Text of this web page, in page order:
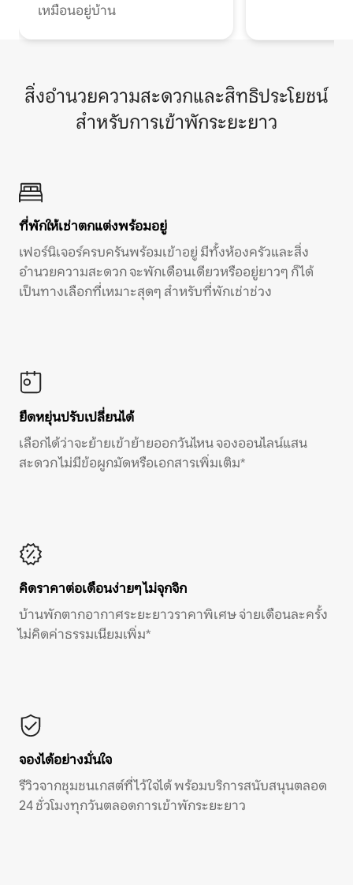
เหมือนอยู่บ้าน
สิ่งอำนวยความสะดวกและสิทธิประโยชน์
สำหรับการเข้าพักระยะยาว
ที่พักให้เช่าตกแต่งพร้อมอยู่
เฟอร์นิเจอร์ครบครันพร้อมเข้าอยู่ มีทั้งห้องครัวและสิ่ง
อำนวยความสะดวก จะพักเดือนเดียวหรืออยู่ยาวๆ ก็ได้
เป็นทางเลือกที่เหมาะสุดๆ สำหรับที่พักเช่าช่วง
ยืดหยุ่นปรับเปลี่ยนได้
เลือกได้ว่าจะย้ายเข้าย้ายออกวันไหน จองออนไลน์แสน
สะดวก ไม่มีข้อผูกมัดหรือเอกสารเพิ่มเติม*
คิดราคาต่อเดือนง่ายๆ ไม่จุกจิก
บ้านพักตากอากาศระยะยาวราคาพิเศษ จ่ายเดือนละครั้ง
ไม่คิดค่าธรรมเนียมเพิ่ม*
จองได้อย่างมั่นใจ
รีวิวจากชุมชนเกสต์ที่ไว้ใจได้ พร้อมบริการสนับสนุนตลอด
24 ชั่วโมงทุกวันตลอดการเข้าพักระยะยาว